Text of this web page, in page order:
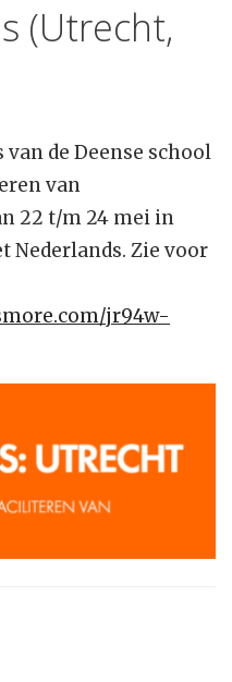
(Utrecht,
de Deense school
van
22 t/m 24 mei in
Nederlands. Zie voor
jr94w-